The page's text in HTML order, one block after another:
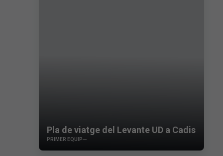
Pla de viatge del Levante UD a Cadis
PRIMER EQUIP